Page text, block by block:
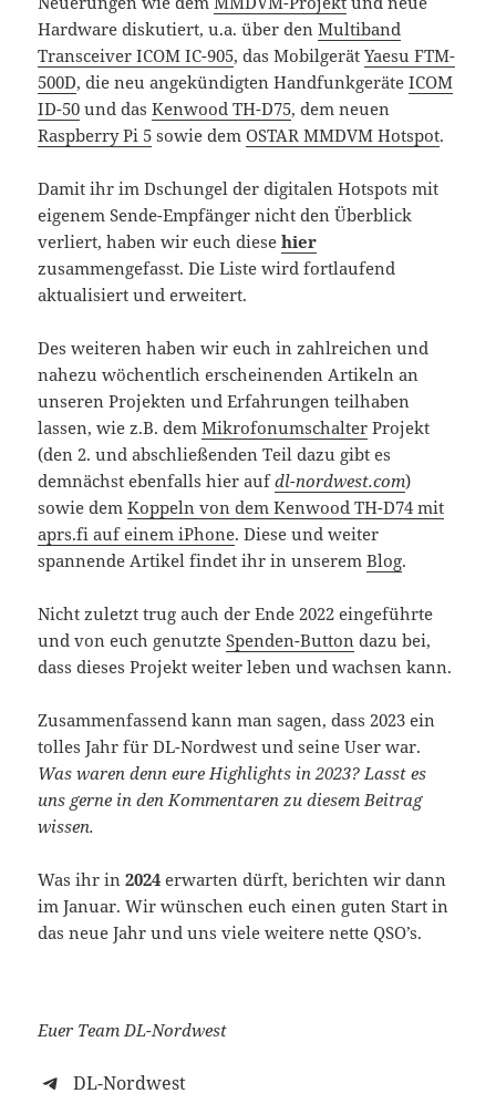
Hardware diskutiert, u.a. über denMultiband
Transceiver ICOM IC-905, das MobilgerätYaesu FTM-
500D, die neu angekündigten HandfunkgeräteICOM
ID-50 und dasKenwood TH-D75, dem neuen
Raspberry Pi 5 sowie demOSTAR MMDVM Hotspot.
Damit ihr im Dschungel der digitalen Hotspots mit
eigenem Sende-Empfänger nicht den Überblick
verliert, haben wir euch diesehier
zusammengefasst. Die Liste wird fortlaufend
aktualisiert und erweitert.
Des weiteren haben wir euch in zahlreichen und
nahezu wöchentlich erscheinenden Artikeln an
unseren Projekten und Erfahrungen teilhaben
lassen, wie z.B. demMikrofonumschalter Projekt
(den 2. und abschließenden Teil dazu gibt es
demnächst ebenfalls hier aufdl-nordwest.com)
sowie demKoppeln von dem Kenwood TH-D74 mit
aprs.fi auf einem iPhone. Diese und weiter
spannende Artikel findet ihr in unseremBlog.
Nicht zuletzt trug auch der Ende 2022 eingeführte
und von euch genutzteSpenden-Button dazu bei,
dass dieses Projekt weiter leben und wachsen kann.
Zusammenfassend kann man sagen, dass 2023 ein
tolles Jahr für DL-Nordwest und seine User war.
Was waren denn eure Highlights in 2023? Lasst es
uns gerne in den Kommentaren zu diesem Beitrag
wissen.
Was ihr in2024 erwarten dürft, berichten wir dann
im Januar. Wir wünschen euch einen guten Start in
das neue Jahr und uns viele weitere nette QSO’s.
Euer Team DL-Nordwest
DL-Nordwest